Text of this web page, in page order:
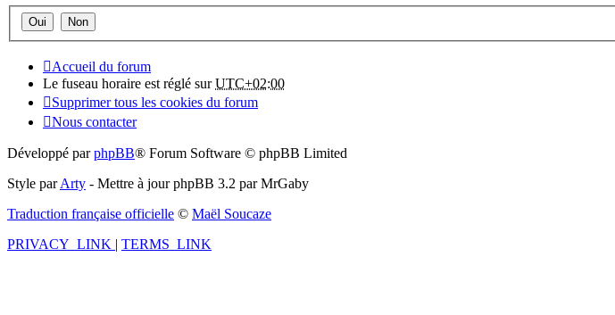
Accueil du forum
Le fuseau horaire est réglé surUTC+02:00
Supprimer tous les cookies du forum
Nous contacter
Développé parphpBB® Forum Software © phpBB Limited
Style parArty - Mettre à jour phpBB 3.2 par MrGaby
Traduction française officielle © Maël Soucaze
PRIVACY_LINK | TERMS_LINK